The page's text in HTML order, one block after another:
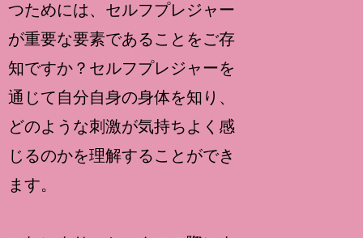
つためには、セルフプレジャー
が重要な要素であることをご存
知ですか？セルフプレジャーを
通じて自分自身の身体を知り、
どのような刺激が気持ちよく感
じるのかを理解することができ
ます。